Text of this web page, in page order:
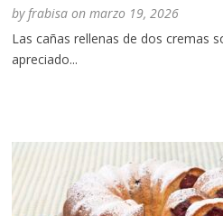
byfrabisa onmarzo 19, 2026
Las cañas rellenas de dos cremas
apreciado...